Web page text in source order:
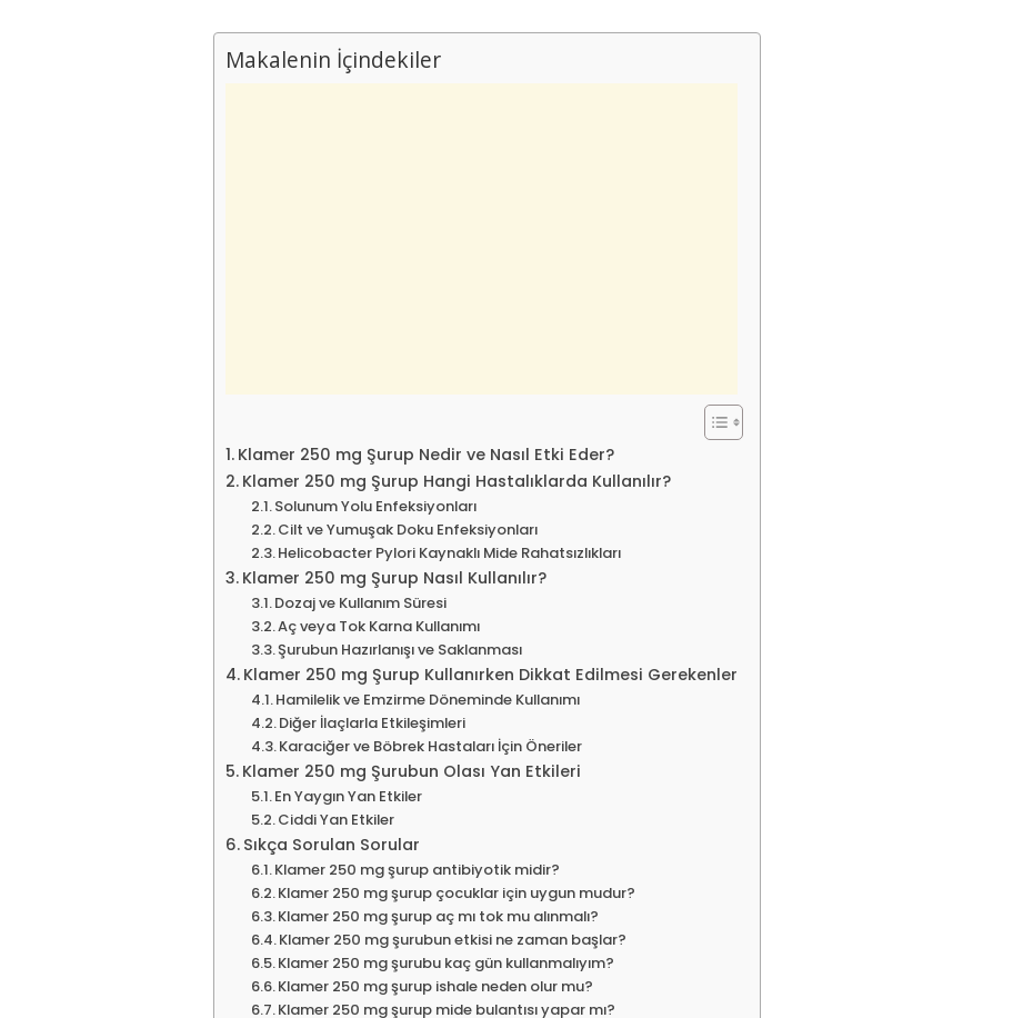
Makalenin İçindekiler
Klamer 250 mg Şurup Nedir ve Nasıl Etki Eder?
Klamer 250 mg Şurup Hangi Hastalıklarda Kullanılır?
Solunum Yolu Enfeksiyonları
Cilt ve Yumuşak Doku Enfeksiyonları
Helicobacter Pylori Kaynaklı Mide Rahatsızlıkları
Klamer 250 mg Şurup Nasıl Kullanılır?
Dozaj ve Kullanım Süresi
Aç veya Tok Karna Kullanımı
Şurubun Hazırlanışı ve Saklanması
Klamer 250 mg Şurup Kullanırken Dikkat Edilmesi Gerekenler
Hamilelik ve Emzirme Döneminde Kullanımı
Diğer İlaçlarla Etkileşimleri
Karaciğer ve Böbrek Hastaları İçin Öneriler
Klamer 250 mg Şurubun Olası Yan Etkileri
En Yaygın Yan Etkiler
Ciddi Yan Etkiler
Sıkça Sorulan Sorular
Klamer 250 mg şurup antibiyotik midir?
Klamer 250 mg şurup çocuklar için uygun mudur?
Klamer 250 mg şurup aç mı tok mu alınmalı?
Klamer 250 mg şurubun etkisi ne zaman başlar?
Klamer 250 mg şurubu kaç gün kullanmalıyım?
Klamer 250 mg şurup ishale neden olur mu?
Klamer 250 mg şurup mide bulantısı yapar mı?